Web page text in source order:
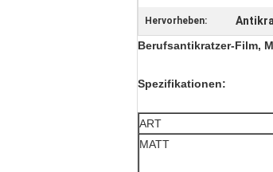
Hervorheben:
Berufsantikratzer-Film,
Spezifikationen:
ART
MATT